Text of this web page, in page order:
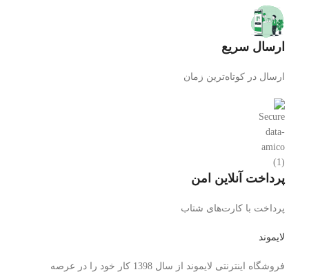
پرداخت آنلاین امن
پرداخت با کارت‌های شتاب
ارسال سریع
ارسال در کوتاه‌ترین زمان
لایموند
فروشگاه اینترنتی لایموند از سال 1398 کار خود را در عرصه